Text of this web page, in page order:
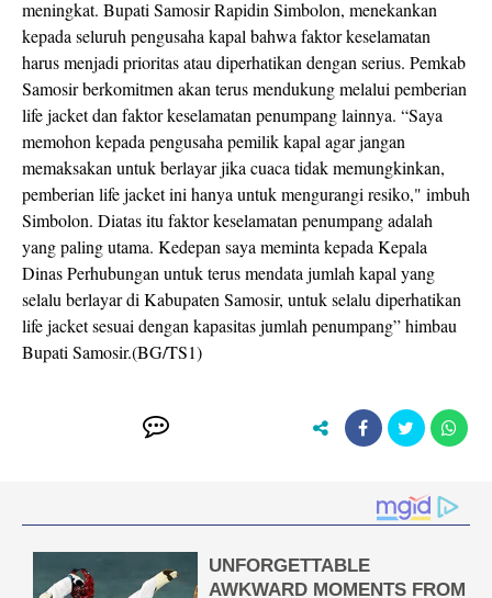
meningkat. Bupati Samosir Rapidin Simbolon, menekankan
kepada seluruh pengusaha kapal bahwa faktor keselamatan
harus menjadi prioritas atau diperhatikan dengan serius. Pemkab
Samosir berkomitmen akan terus mendukung melalui pemberian
life jacket dan faktor keselamatan penumpang lainnya. “Saya
memohon kepada pengusaha pemilik kapal agar jangan
memaksakan untuk berlayar jika cuaca tidak memungkinkan,
pemberian life jacket ini hanya untuk mengurangi resiko," imbuh
Simbolon. Diatas itu faktor keselamatan penumpang adalah
yang paling utama. Kedepan saya meminta kepada Kepala
Dinas Perhubungan untuk terus mendata jumlah kapal yang
selalu berlayar di Kabupaten Samosir, untuk selalu diperhatikan
life jacket sesuai dengan kapasitas jumlah penumpang” himbau
Bupati Samosir.(BG/TS1)